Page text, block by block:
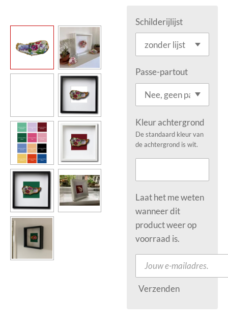
Schilderijlijst
Passe-partout
Kleur achtergrond
De standaard kleur van
de achtergrond is wit.
Laat het me weten
wanneer dit
product weer op
voorraad is.
Verzenden